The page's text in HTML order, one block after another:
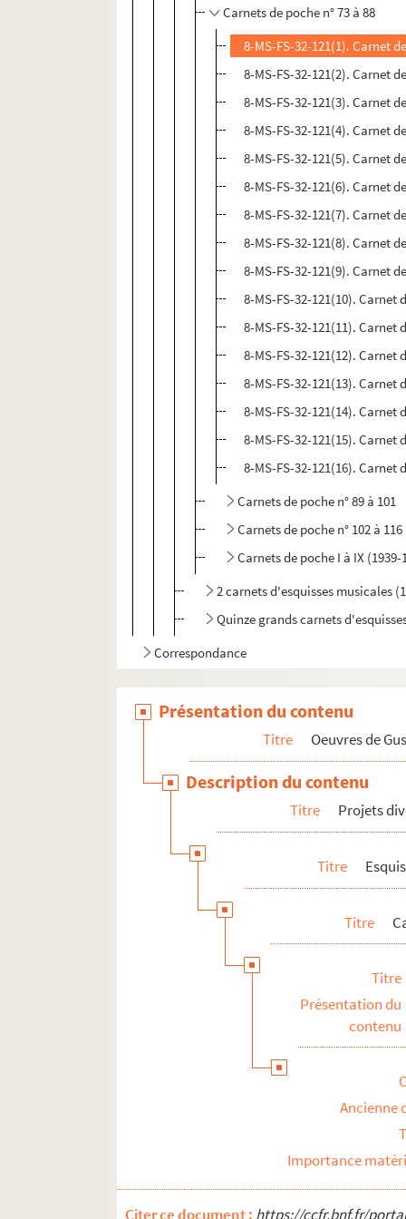
Carnets de poche n° 73 à 88
8-MS-FS-32-121(1). Carnet
8-MS-FS-32-121(2). Carnet
8-MS-FS-32-121(3). Carnet
8-MS-FS-32-121(4). Carnet
8-MS-FS-32-121(5). Carnet
8-MS-FS-32-121(6). Carnet
8-MS-FS-32-121(7). Carnet
8-MS-FS-32-121(8). Carnet
8-MS-FS-32-121(9). Carnet
8-MS-FS-32-121(10). Carnet
8-MS-FS-32-121(11). Carnet
8-MS-FS-32-121(12). Carnet
8-MS-FS-32-121(13). Carnet
8-MS-FS-32-121(14). Carnet
8-MS-FS-32-121(15). Carnet
8-MS-FS-32-121(16). Carnet
Carnets de poche n° 89 à 101
Carnets de poche n° 102 à 116
Carnets de poche I à IX (1939-
2 carnets d'esquisses musicales
Quinze grands carnets
Correspondance
Articles de presse divers
Présentation du contenu
Titre Oeuvres de
Description du contenu
Titre Projets
Titre
Titre
Titre
Présentation du
contenu
Ancienne
Importance
Citer ce document : https://ccfr.bnf.fr/